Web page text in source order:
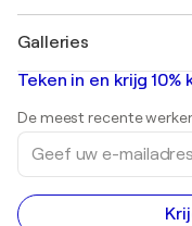
Banksy
Mr. Brainwash
Shepard Fairey
Abstracte schilderijen
Beelden
Acrylverfschilderijen
Galleries
Kunstgaleries in
Teken in en krijg
De meest recente
Geef
uw
e-
mailadres
in